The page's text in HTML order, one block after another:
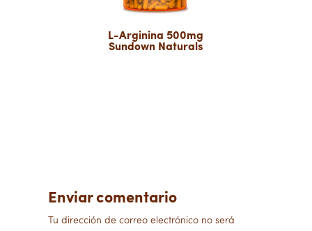
L-Arginina 500mg
Sundown Naturals
Enviar comentario
Tu dirección de correo electrónico no será